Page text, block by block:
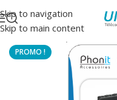
Skip to navigation
Skip to main content
Accueil/Protections